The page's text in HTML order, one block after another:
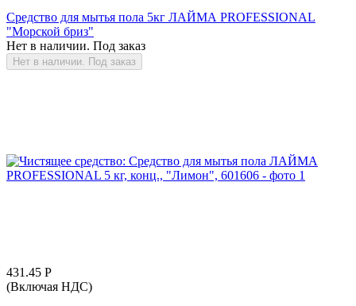
Средство для мытья пола 5кг ЛАЙМА PROFESSIONAL
"Морской бриз"
Нет в наличии. Под заказ
Нет в наличии. Под заказ
431.45 Р
(Включая НДС)